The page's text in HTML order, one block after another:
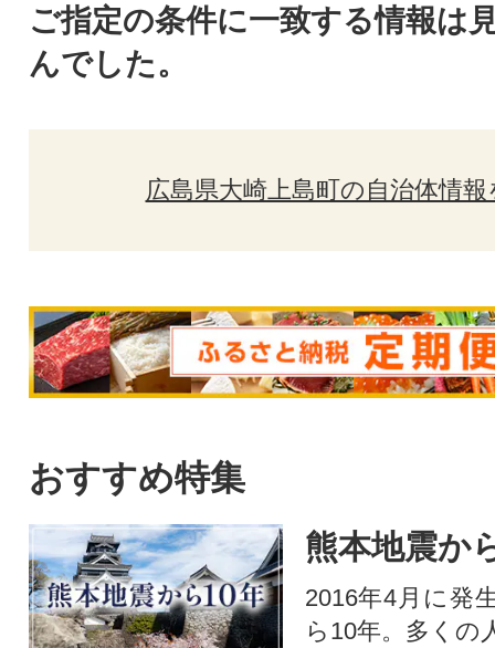
ご指定の条件に一致する情報は
んでした。
広島県大崎上島町の自治体情
おすすめ特集
熊本地震か
2016年4月に発
ら10年。多くの